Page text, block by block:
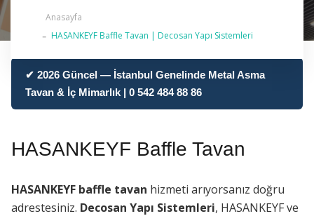
Anasayfa
HASANKEYF Baffle Tavan | Decosan Yapı Sistemleri
✔ 2026 Güncel — İstanbul Genelinde Metal Asma
Tavan & İç Mimarlık | 0 542 484 88 86
HASANKEYF Baffle Tavan
HASANKEYF baffle tavan hizmeti arıyorsanız doğru
adrestesiniz. Decosan Yapı Sistemleri, HASANKEYF ve